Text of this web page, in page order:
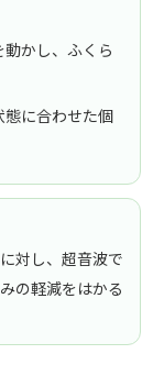
動かし、ふくら
に合わせた個
対し、超音波で
の軽減をはかる